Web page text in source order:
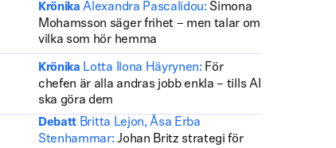
Krönika Alexandra Pascalidou: Simona
Mohamsson säger frihet – men talar om
vilka som hör hemma
Krönika Lotta Ilona Häyrynen: För
chefen är alla andras jobb enkla – tills AI
ska göra dem
Debatt Britta Lejon, Åsa Erba
Stenhammar: Johan Britz strategi för